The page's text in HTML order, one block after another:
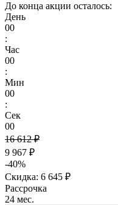
До конца акции осталось:
День
00
:
Час
00
:
Мин
00
:
Сек
00
16 612 ₽
9 967 ₽
-40%
Скидка: 6 645 ₽
Рассрочка
24 мес.